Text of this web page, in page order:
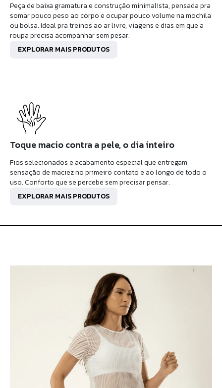
Peça de baixa gramatura e construção minimalista, pensada pra
somar pouco peso ao corpo e ocupar pouco volume na mochila
ou bolsa. Ideal pra treinos ao ar livre, viagens e dias em que a
roupa precisa acompanhar sem pesar.
EXPLORAR MAIS PRODUTOS
Toque macio contra a pele, o dia inteiro
Fios selecionados e acabamento especial que entregam
sensação de maciez no primeiro contato e ao longo de todo o
uso. Conforto que se percebe sem precisar pensar.
EXPLORAR MAIS PRODUTOS